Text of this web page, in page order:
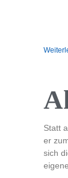
Statt
er
sich